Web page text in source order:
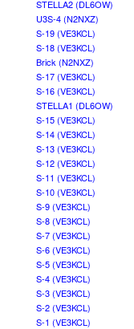
STELLA2 (DL6OW)
U3S-4 (N2NXZ)
S-19 (VE3KCL)
S-18 (VE3KCL)
Brick (N2NXZ)
S-17 (VE3KCL)
S-16 (VE3KCL)
STELLA1 (DL6OW)
S-15 (VE3KCL)
S-14 (VE3KCL)
S-13 (VE3KCL)
S-12 (VE3KCL)
S-11 (VE3KCL)
S-10 (VE3KCL)
S-9 (VE3KCL)
S-8 (VE3KCL)
S-7 (VE3KCL)
S-6 (VE3KCL)
S-5 (VE3KCL)
S-4 (VE3KCL)
S-3 (VE3KCL)
S-2 (VE3KCL)
S-1 (VE3KCL)